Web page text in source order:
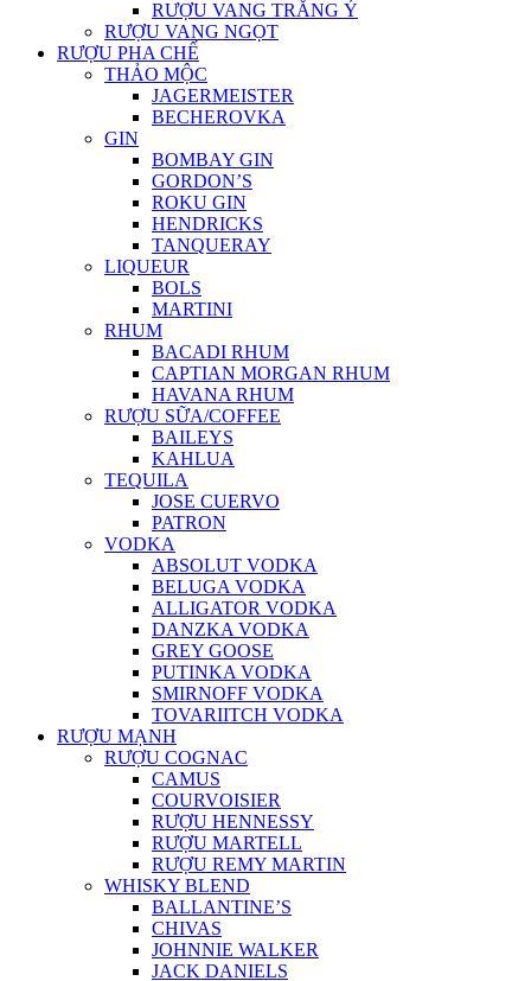
RƯỢU VANG TRẮNG Ý
RƯỢU VANG NGỌT
RƯỢU PHA CHẾ
THẢO MỘC
JAGERMEISTER
BECHEROVKA
GIN
BOMBAY GIN
GORDON’S
ROKU GIN
HENDRICKS
TANQUERAY
LIQUEUR
BOLS
MARTINI
RHUM
BACADI RHUM
CAPTIAN MORGAN RHUM
HAVANA RHUM
RƯỢU SỮA/COFFEE
BAILEYS
KAHLUA
TEQUILA
JOSE CUERVO
PATRON
VODKA
ABSOLUT VODKA
BELUGA VODKA
ALLIGATOR VODKA
DANZKA VODKA
GREY GOOSE
PUTINKA VODKA
SMIRNOFF VODKA
TOVARIITCH VODKA
RƯỢU MẠNH
RƯỢU COGNAC
CAMUS
COURVOISIER
RƯỢU HENNESSY
RƯỢU MARTELL
RƯỢU REMY MARTIN
WHISKY BLEND
BALLANTINE’S
CHIVAS
JOHNNIE WALKER
JACK DANIELS